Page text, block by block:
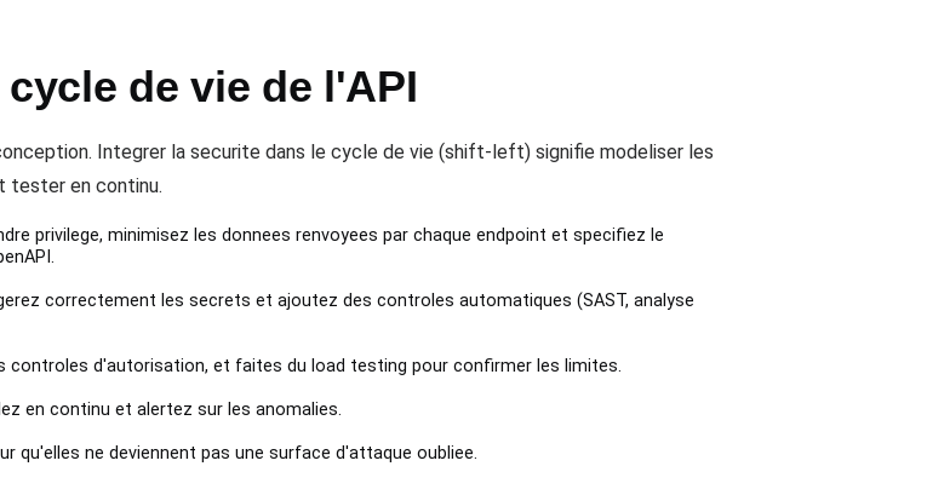
de vie de l'API
Integrer la securite dans le cycle de vie (shift-left) signifie modeliser les
tester en continu.
privilege, minimisez les donnees renvoyees par chaque endpoint et specifiez le
correctement les secrets et ajoutez des controles automatiques (SAST, analyse
controles d'autorisation, et faites du load testing pour confirmer les limites.
en continu et alertez sur les anomalies.
qu'elles ne deviennent pas une surface d'attaque oubliee.